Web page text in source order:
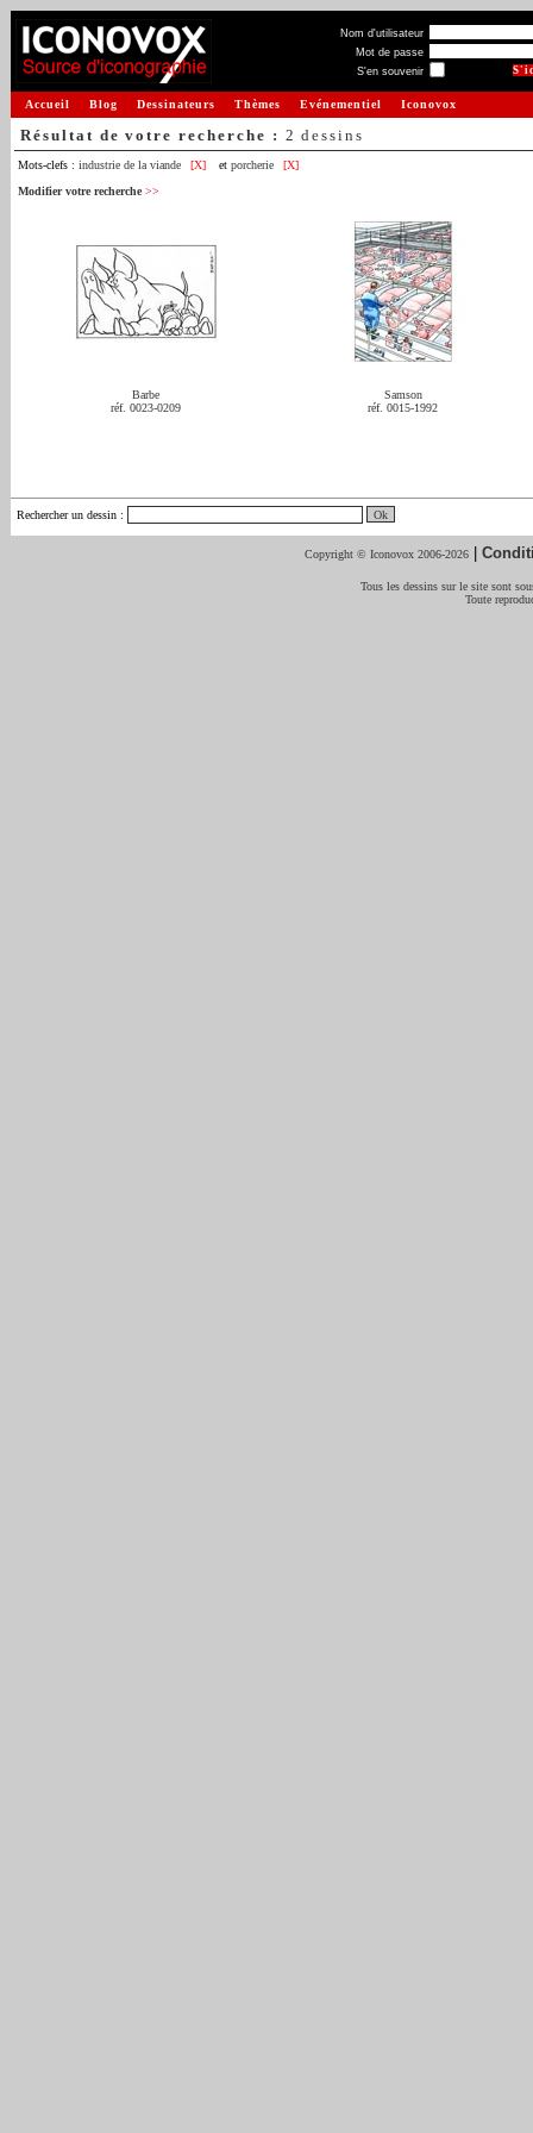
Nom d'utilisateur
Mot de passe
S'en souvenir
Accueil Blog Dessinateurs Thèmes Evénementiel Iconovox
Résultat de votre recherche : 2 dessins
Mots-clefs : industrie de la viande [X] et porcherie
[X]
Modifier votre recherche >>
Barbe
réf. 0023-0209
Samson
réf. 0015-1992
Rechercher un dessin :
Copyright © Iconovox 2006-2026 |
Tous les dessins sur le site sont
Toute